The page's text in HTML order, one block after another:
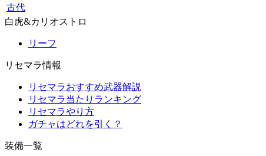
古代
白虎&カリオストロ
リーフ
リセマラ情報
リセマラおすすめ武器解説
リセマラ当たりランキング
リセマラやり方
ガチャはどれを引く？
装備一覧